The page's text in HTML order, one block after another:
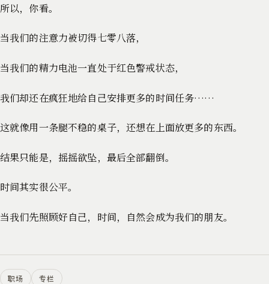
所以，你看。
当我们的注意力被切得七零八落，
当我们的精力电池一直处于红色警戒状态，
我们却还在疯狂地给自己安排更多的时间任务……
这就像用一条腿不稳的桌子，还想在上面放更多的东西。
结果只能是，摇摇欲坠，最后全部翻倒。
时间其实很公平。
当我们先照顾好自己，时间，自然会成为我们的朋友。
职场 专栏